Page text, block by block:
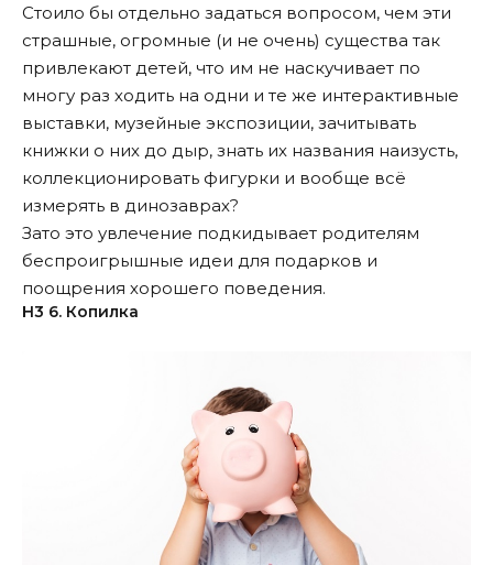
Стоило бы отдельно задаться вопросом, чем эти
страшные, огромные (и не очень) существа так
привлекают детей, что им не наскучивает по
многу раз ходить на одни и те же интерактивные
выставки, музейные экспозиции, зачитывать
книжки о них до дыр, знать их названия наизусть,
коллекционировать фигурки и вообще всё
измерять в динозаврах?
Зато это увлечение подкидывает родителям
беспроигрышные идеи для подарков и
поощрения хорошего поведения.
Н3 6. Копилка